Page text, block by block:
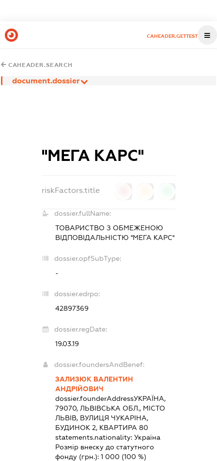
CAHEADER.GETTEST
CAHEADER.SEARCH
document.dossier
''МЕГА КАРС''
riskFactors.title
dossier.fullName:
ТОВАРИСТВО З ОБМЕЖЕНОЮ
ВІДПОВІДАЛЬНІСТЮ ''МЕГА КАРС''
dossier.opfSubType:
-
dossier.edrpo:
42897369
dossier.regDate:
19.03.19
dossier.foundersAndBenef:
ЗАЛИЗЮК ВАЛЕНТИН
АНДРІЙОВИЧ
dossier.founderAddressУКРАЇНА,
79070, ЛЬВІВСЬКА ОБЛ., МІСТО
ЛЬВІВ, ВУЛИЦЯ ЧУКАРІНА,
БУДИНОК 2, КВАРТИРА 80
statements.nationality: Україна
Розмір внеску до статутного
фонду (грн.): 1 000 (100 %)